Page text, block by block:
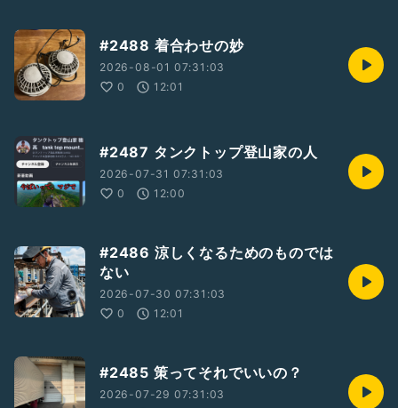
#2488 着合わせの妙
2026-08-01 07:31:03
0
12:01
#2487 タンクトップ登山家の人
2026-07-31 07:31:03
0
12:00
#2486 涼しくなるためのものでは
ない
2026-07-30 07:31:03
0
12:01
#2485 策ってそれでいいの？
2026-07-29 07:31:03